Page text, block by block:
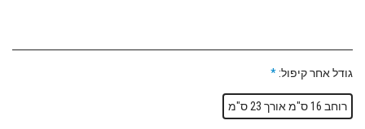
גודל אחר קיפול: *
רוחב 16 ס"מ אורך 23 ס"מ